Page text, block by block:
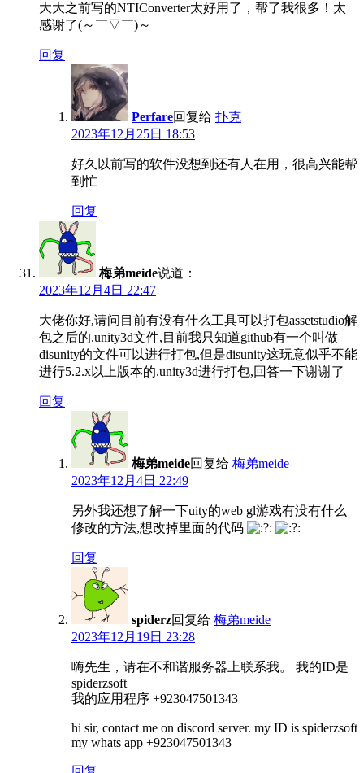
大大之前写的NTIConverter太好用了，帮了我很多！太
感谢了(～￣▽￣)～
回复
Perfare回复给 扑克
2023年12月25日 18:53
好久以前写的软件没想到还有人在用，很高兴能帮
到忙
回复
梅弟meide说道：
2023年12月4日 22:47
大佬你好,请问目前有没有什么工具可以打包assetstudio解
包之后的.unity3d文件,目前我只知道github有一个叫做
disunity的文件可以进行打包,但是disunity这玩意似乎不能
进行5.2.x以上版本的.unity3d进行打包,回答一下谢谢了
回复
梅弟meide回复给 梅弟meide
2023年12月4日 22:49
另外我还想了解一下uity的web gl游戏有没有什么
修改的方法,想改掉里面的代码
回复
spiderz回复给 梅弟meide
2023年12月19日 23:28
嗨先生，请在不和谐服务器上联系我。 我的ID是
spiderzsoft
我的应用程序 +923047501343
hi sir, contact me on discord server. my ID is spiderzsoft
my whats app +923047501343